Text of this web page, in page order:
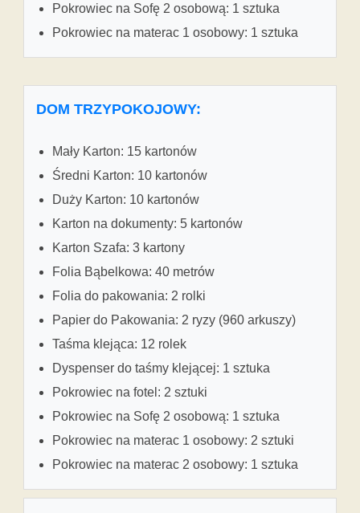
Pokrowiec na Sofę 2 osobową: 1 sztuka
Pokrowiec na materac 1 osobowy: 1 sztuka
DOM TRZYPOKOJOWY:
Mały Karton: 15 kartonów
Średni Karton: 10 kartonów
Duży Karton: 10 kartonów
Karton na dokumenty: 5 kartonów
Karton Szafa: 3 kartony
Folia Bąbelkowa: 40 metrów
Folia do pakowania: 2 rolki
Papier do Pakowania: 2 ryzy (960 arkuszy)
Taśma klejąca: 12 rolek
Dyspenser do taśmy klejącej: 1 sztuka
Pokrowiec na fotel: 2 sztuki
Pokrowiec na Sofę 2 osobową: 1 sztuka
Pokrowiec na materac 1 osobowy: 2 sztuki
Pokrowiec na materac 2 osobowy: 1 sztuka